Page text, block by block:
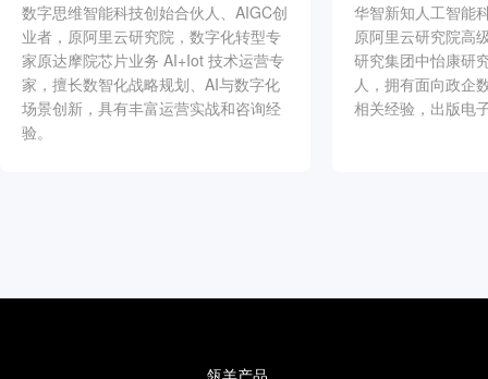
数字思维智能科技创始合伙人、AIGC创
业者，原阿里云研究院，数字化转型专
家原达摩院芯片业务 AI+Iot 技术运营专
家，擅长数智化战略规划、AI与数字化
场景创新，具有丰富运营实战和咨询经
验。
华智新知人工智能
原阿里云研究院高
研究集团中怡康研
人，拥有面向政企
相关经验，出版电
瓴羊产品